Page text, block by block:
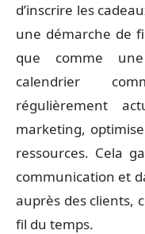
d’inscrire les
une démarche de
que comme
calendrier
régulièrement
marketing,
ressources. Cela
communication et
auprès des clients,
fil du temps.